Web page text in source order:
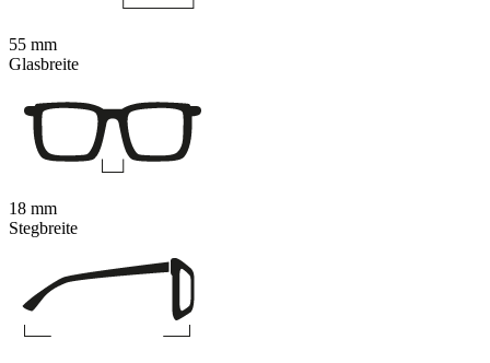
55 mm
Glasbreite
18 mm
Stegbreite